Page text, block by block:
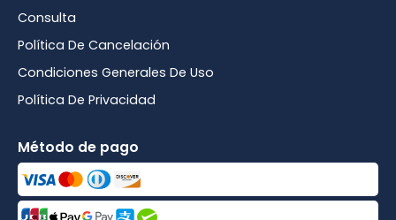
Consulta
Política De Cancelación
Condiciones Generales De Uso
Política De Privacidad
Método de pago